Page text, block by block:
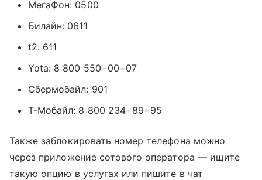
МегаФон: 0500
Билайн: 0611
t2: 611
Yota: 8 800 550−00−07
Сбермобайл: 901
Т-Мобайл: 8 800 234−89−95
Также заблокировать номер телефона можно
через приложение сотового оператора — ищите
такую опцию в услугах или пишите в чат